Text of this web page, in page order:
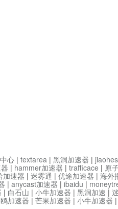
心 | textarea | 黑洞加速器 |
| hammer加速器 | trafficace | 原
加速器 | 迷雾通 | 优途加速器 | 海外
| anycast加速器 | ibaidu |
| 白石山 | 小牛加速器 | 黑洞加速 |
加速器 | 芒果加速器 | 小牛加速器 |